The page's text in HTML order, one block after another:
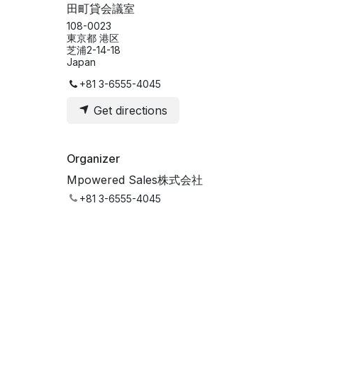
田町貸会議室
108-0023
東京都 港区
芝浦2-14-18
Japan
+81 3-6555-4045
Get directions
Organizer
Mpowered Sales株式会社
+81 3-6555-4045